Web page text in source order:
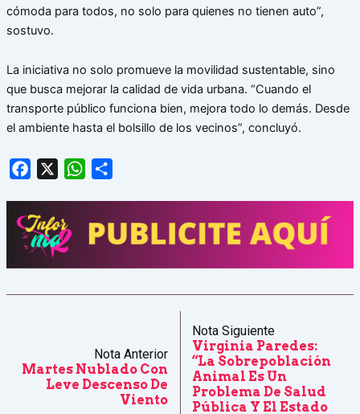
cómoda para todos, no solo para quienes no tienen auto”,
sostuvo.
La iniciativa no solo promueve la movilidad sustentable, sino
que busca mejorar la calidad de vida urbana. “Cuando el
transporte público funciona bien, mejora todo lo demás. Desde
el ambiente hasta el bolsillo de los vecinos”, concluyó.
Facebook WhatsApp
Nota Anterior
Martes Nublado Con
Leve Descenso De
Viento
Nota Siguiente
Virginia Paredes:
“La Sobrepoblación
Animal Es Un
Problema De Salud
Pública Y El Estado